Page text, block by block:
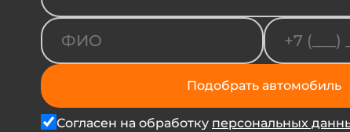
Подобрать автомобиль
Согласен на обработку персональных